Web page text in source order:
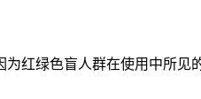
红绿色盲人群在使用中所见